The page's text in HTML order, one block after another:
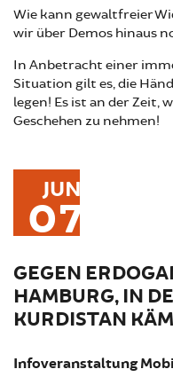
Wie kann gewaltfreier
wir über Demos hinaus
In Anbetracht einer
Situation gilt es, die
legen! Es ist an der Zeit,
Geschehen zu nehmen!
JUN
07
GEGEN
HAMBURG, IN
KURDISTAN
Infoveranstaltung